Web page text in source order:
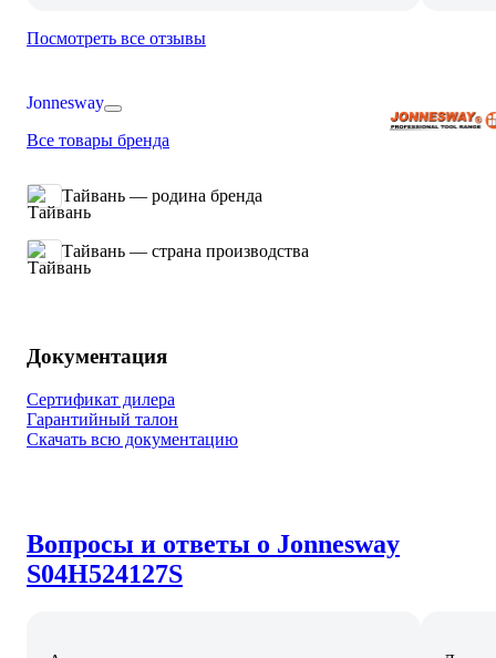
Посмотреть все отзывы
Jonnesway
Все товары бренда
Тайвань — родина бренда
Тайвань — страна производства
Документация
Сертификат дилера
Гарантийный талон
Скачать всю документацию
Вопросы и ответы о Jonnesway
S04H524127S